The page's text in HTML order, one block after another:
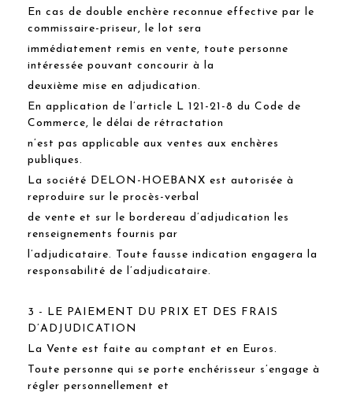
En cas de double enchère reconnue effective par le
commissaire-priseur, le lot sera
immédiatement remis en vente, toute personne
intéressée pouvant concourir à la
deuxième mise en adjudication.
En application de l’article L 121-21-8 du Code de
Commerce, le délai de rétractation
n’est pas applicable aux ventes aux enchères
publiques.
La société DELON-HOEBANX est autorisée à
reproduire sur le procès-verbal
de vente et sur le bordereau d’adjudication les
renseignements fournis par
l’adjudicataire. Toute fausse indication engagera la
responsabilité de l’adjudicataire.
3 - LE PAIEMENT DU PRIX ET DES FRAIS
D’ADJUDICATION
La Vente est faite au comptant et en Euros.
Toute personne qui se porte enchérisseur s’engage à
régler personnellement et